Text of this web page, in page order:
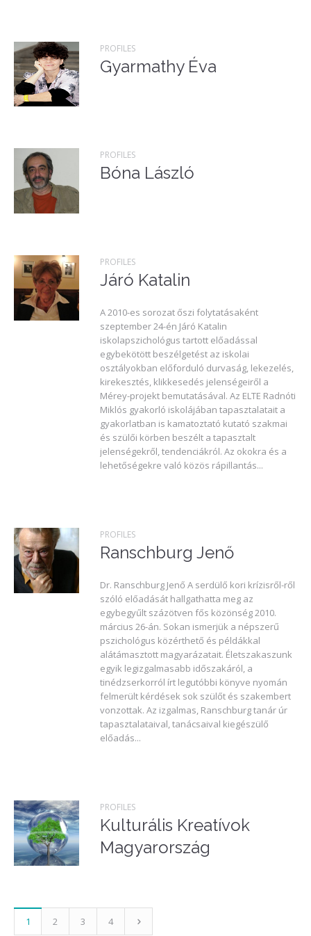
PROFILES
Gyarmathy Éva
PROFILES
Bóna László
PROFILES
Járó Katalin
A 2010-es sorozat őszi folytatásaként
szeptember 24-én Járó Katalin
iskolapszichológus tartott előadással
egybekötött beszélgetést az iskolai
osztályokban előforduló durvaság, lekezelés,
kirekesztés, klikkesedés jelenségeiről a
Mérey-projekt bemutatásával. Az ELTE Radnóti
Miklós gyakorló iskolájában tapasztalatait a
gyakorlatban is kamatoztató kutató szakmai
és szülői körben beszélt a tapasztalt
jelenségekről, tendenciákról. Az okokra és a
lehetőségekre való közös rápillantás...
PROFILES
Ranschburg Jenő
Dr. Ranschburg Jenő A serdülő kori krízisről-ről
szóló előadását hallgathatta meg az
egybegyűlt százötven fős közönség 2010.
március 26-án. Sokan ismerjük a népszerű
pszichológus közérthető és példákkal
alátámasztott magyarázatait. Életszakaszunk
egyik legizgalmasabb időszakáról, a
tinédzserkorról írt legutóbbi könyve nyomán
felmerült kérdések sok szülőt és szakembert
vonzottak. Az izgalmas, Ranschburg tanár úr
tapasztalataival, tanácsaival kiegészülő
előadás...
PROFILES
Kulturális Kreatívok
Magyarország
1 2 3 4